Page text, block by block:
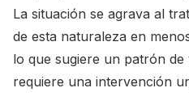
La situación se agrava al
de esta naturaleza en
lo que sugiere un patrón de
requiere una intervención